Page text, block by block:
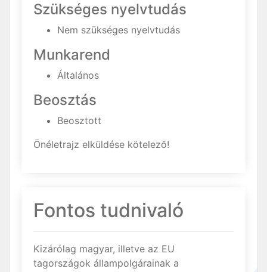
Szükséges nyelvtudás
Nem szükséges nyelvtudás
Munkarend
Általános
Beosztás
Beosztott
Önéletrajz elküldése kötelező!
Fontos tudnivaló
Kizárólag magyar, illetve az EU
tagországok állampolgárainak a